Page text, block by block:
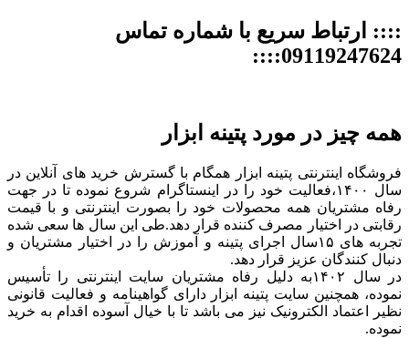
:::: ارتباط سریع با شماره تماس
09119247624::::
همه چیز در مورد پتینه ابزار
فروشگاه اینترنتی پتینه ابزار همگام با گسترش خرید های آنلاین در
سال ۱۴۰۰،فعالیت خود را در اینستاگرام شروع نموده تا در جهت
رفاه مشتریان همه محصولات خود را بصورت اینترنتی و با قیمت
رقابتی در اختیار مصرف کننده قرار دهد.طی این سال ها سعی شده
تجربه های ۱۵سال اجرای پتینه و آموزش را در اختیار مشتریان و
دنبال کنندگان عزیز قرار دهد.
در سال ۱۴۰۲به دلیل رفاه مشتریان سایت اینترنتی را تأسیس
نموده، همچنین سایت پتینه ابزار دارای گواهینامه و فعالیت قانونی
نظیر اعتماد الکترونیک نیز می باشد تا با خیال آسوده اقدام به خرید
نموده.